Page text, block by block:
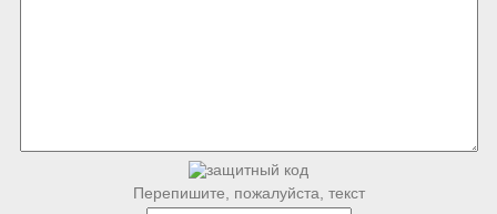
Перепишите, пожалуйста, текст